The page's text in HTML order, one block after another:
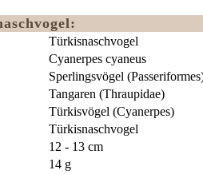
Türkisnaschvogel
Cyanerpes cyaneus
‎Sperlingsvögel
Tangaren (Thraupidae)
Türkisvögel (Cyanerpes)
Türkisnaschvogel
12 - 13 cm
14 g